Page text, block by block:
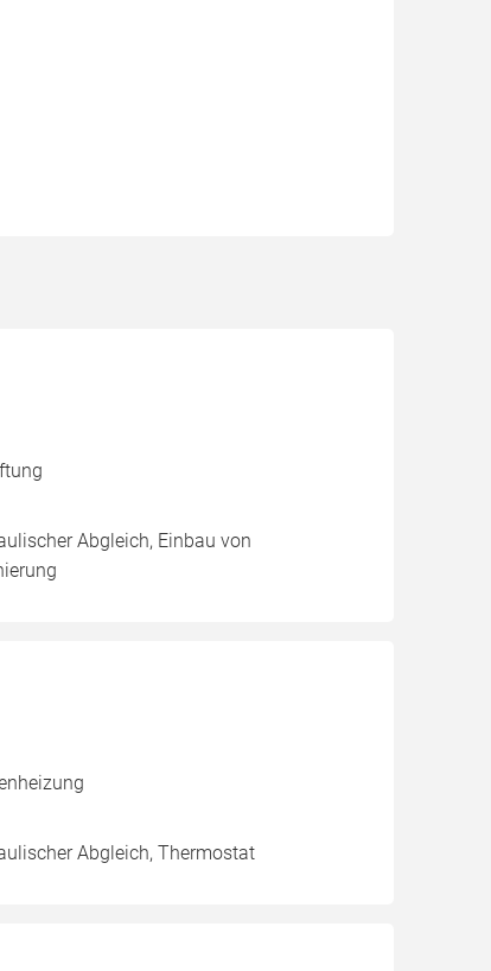
Abgleich, Einbau von
Abgleich, Thermostat